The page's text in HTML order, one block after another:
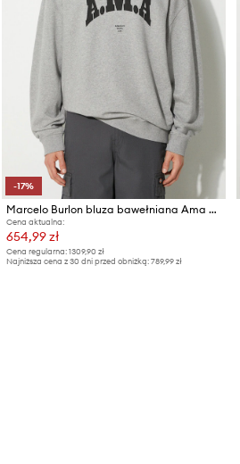
-17%
Marcelo Burlon bluza bawełniana Ama Comfort Crewneck
Cena aktualna:
654,99 zł
Cena regularna: 1309,90 zł
Najniższa cena z 30 dni przed obniżką: 789,99 zł